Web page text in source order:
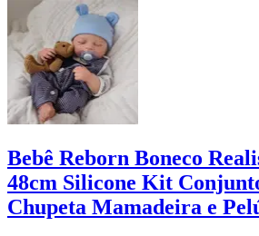
Bebê Reborn Boneco
48cm Silicone Kit
Chupeta Mamadeira e